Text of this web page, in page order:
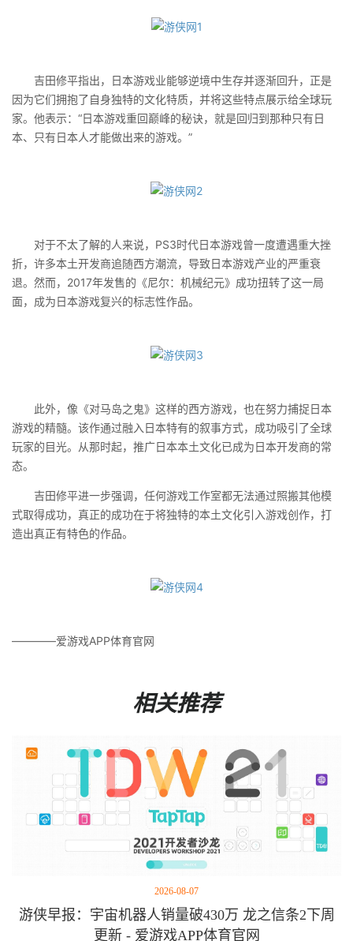
吉田修平指出，日本游戏业能够逆境中生存并逐渐回升，正是
因为它们拥抱了自身独特的文化特质，并将这些特点展示给全球玩
家。他表示：“日本游戏重回巅峰的秘诀，就是回归到那种只有日
本、只有日本人才能做出来的游戏。”
对于不太了解的人来说，PS3时代日本游戏曾一度遭遇重大挫
折，许多本土开发商追随西方潮流，导致日本游戏产业的严重衰
退。然而，2017年发售的《尼尔：机械纪元》成功扭转了这一局
面，成为日本游戏复兴的标志性作品。
此外，像《对马岛之鬼》这样的西方游戏，也在努力捕捉日本
游戏的精髓。该作通过融入日本特有的叙事方式，成功吸引了全球
玩家的目光。从那时起，推广日本本土文化已成为日本开发商的常
态。
吉田修平进一步强调，任何游戏工作室都无法通过照搬其他模
式取得成功，真正的成功在于将独特的本土文化引入游戏创作，打
造出真正有特色的作品。
————爱游戏APP体育官网
相关推荐
2026-08-07
游侠早报：宇宙机器人销量破430万 龙之信条2下周
更新 - 爱游戏APP体育官网